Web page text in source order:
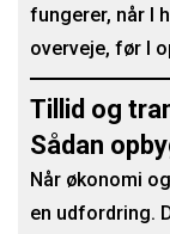
fungerer, når I
overveje, før I
Tillid og
Sådan
Når økonomi
en udfordring.